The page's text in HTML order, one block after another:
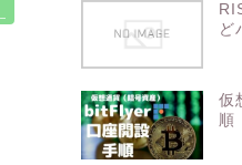
ど
仮
順